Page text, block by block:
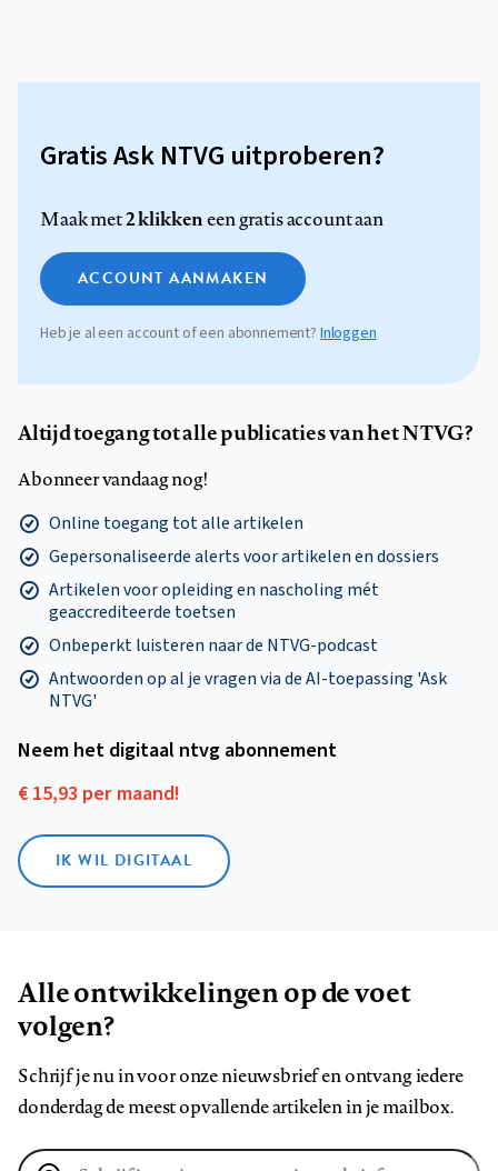
Gratis Ask NTVG uitproberen?
Maak met2 klikkeneen gratis account aan
ACCOUNT AANMAKEN
Heb je al een account of een abonnement? Inloggen
Altijd toegang tot alle publicaties van het NTVG?
Abonneer vandaag nog!
Online toegang tot alle artikelen
Gepersonaliseerde alerts voor artikelen en dossiers
Artikelen voor opleiding en nascholing mét
geaccrediteerde toetsen
Onbeperkt luisteren naar de NTVG-podcast
Antwoorden op al je vragen via de AI-toepassing 'Ask
NTVG'
Neem het digitaal ntvg abonnement
€ 15,93 per maand!
IK WIL DIGITAAL
Alle ontwikkelingen op de voet
volgen?
Schrijf je nu in voor onze nieuwsbrief en ontvang iedere
donderdag de meest opvallende artikelen in je mailbox.